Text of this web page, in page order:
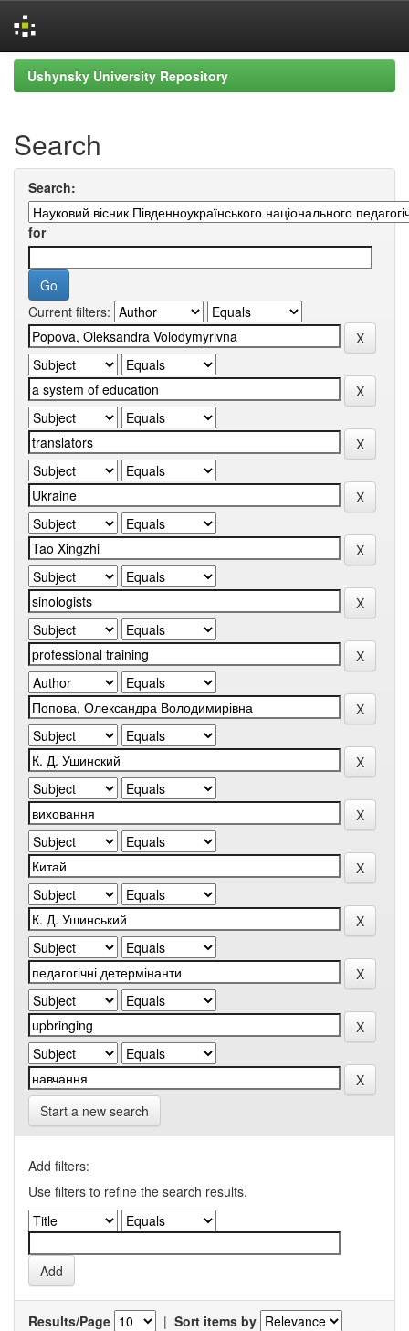
Skip
navigation
Ushynsky University Repository
Search
Search:
for
Current filters:
Start a new search
Add filters:
Use filters to refine the search results.
Results/Page | Sort items by